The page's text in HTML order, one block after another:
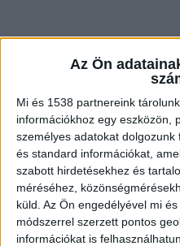
Az Ön
Mi és 1538 partnereink
információkhoz egy eszközön,
személyes adatokat
és standard információkat,
szabott hirdetésekhez és
méréséhez,
küld. Az Ön engedélyével mi
módszerrel szerzett pontos
információkat is